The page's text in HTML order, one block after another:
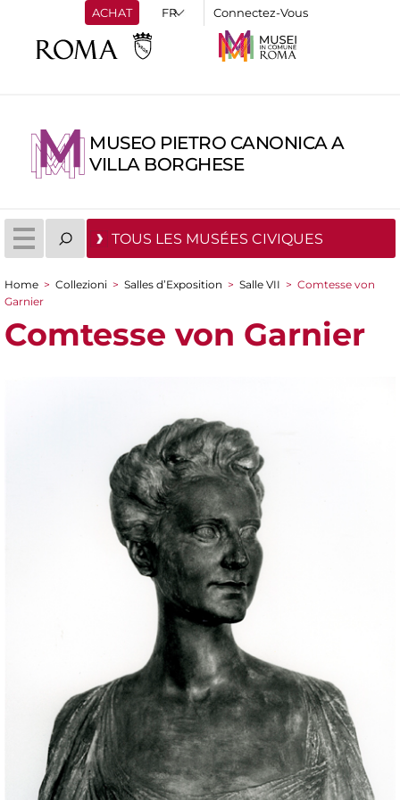
ACHAT Connectez-Vous
MUSEO PIETRO CANONICA A
VILLA BORGHESE
TOUS LES MUSÉES CIVIQUES
You are here
Home > Collezioni > Salles d’Exposition > Salle VII > Comtesse von
Garnier
Comtesse von Garnier